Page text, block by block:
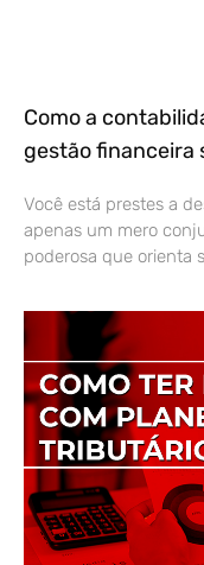
Como a
gestão financeira
Você está prestes a
apenas um mero
poderosa que orienta